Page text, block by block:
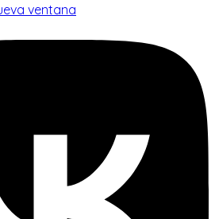
ventana